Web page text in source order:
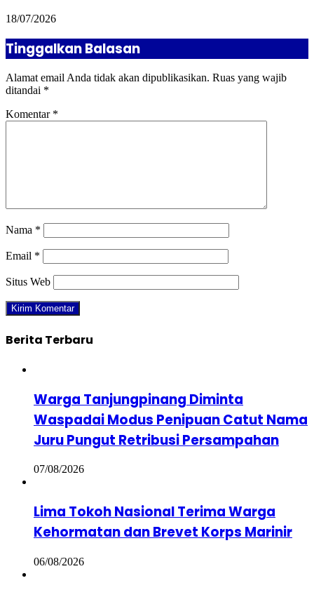
18/07/2026
Tinggalkan Balasan
Alamat email Anda tidak akan dipublikasikan. Ruas yang wajib
ditandai *
Komentar *
Nama *
Email *
Situs Web
Berita Terbaru
Warga Tanjungpinang Diminta
Waspadai Modus Penipuan Catut Nama
Juru Pungut Retribusi Persampahan
07/08/2026
Lima Tokoh Nasional Terima Warga
Kehormatan dan Brevet Korps Marinir
06/08/2026